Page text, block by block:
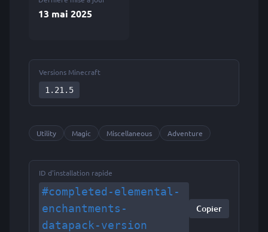
13 mai 2025
Versions Minecraft
1.21.5
Utility Magic Miscellaneous Adventure
ID d'installation rapide
#completed-elemental-
enchantments-
datapack-version
Copier